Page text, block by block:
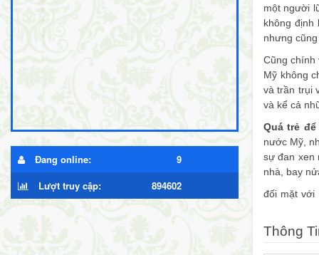
Đang online:
9
Lượt truy cập:
894602
một người
không định
nhưng
Cũng chính
Mỹ không
và trần trụi
và kể cả
Quá trẻ
nước Mỹ,
sự đan xen
nhà, bay
đối mặt với
Xem
Thông